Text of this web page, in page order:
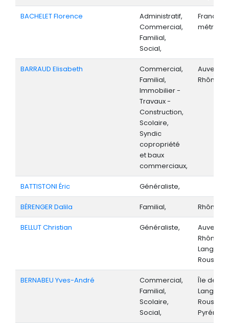
BACHELET Florence
Administratif,
Commercial,
Familial,
Social,
France
BARRAUD Elisabeth
Commercial,
Familial,
Immobilier -
Travaux -
Construction,
Scolaire,
Syndic
copropriété
et baux
commerciaux,
Rhône-
BATTISTONI Éric Généraliste,
BÉRENGER Dalila Familial, Rhône-
BELLUT Christian Généraliste,
Rhône-
BERNABEU Yves-André
Commercial,
Familial,
Scolaire,
Social,
Île de